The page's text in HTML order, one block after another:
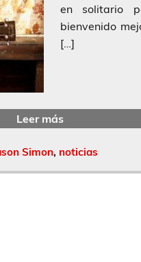
en solitario
bienvenido
[…]
Leer más
Simon, noticias